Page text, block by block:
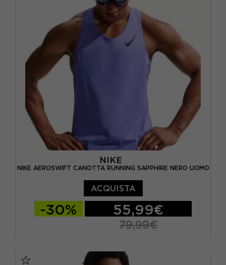
NIKE
NIKE AEROSWIFT CANOTTA RUNNING SAPPHIRE NERO UOMO
ACQUISTA
-30% 55,99€
79,99€